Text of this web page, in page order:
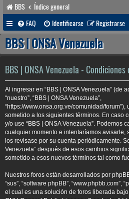
BBS
Índice general
FAQ
Identificarse Registrarse
BBS | ONSA Venezuela
BBS | ONSA Venezuela - Condiciones
Al ingresar en “BBS | ONSA Venezuela” (de
“nuestro”, “BBS | ONSA Venezuela”,
“https://www.onsa.org.ve/comunidad/
sometido a los siguientes términos. En caso
y/o use “BBS | ONSA Venezuela”. Podemos
cualquier momento e intentaríamos avisarle,
los revisase por su cuenta periódicamente.
Venezuela” después de esos cambios
sometido a esos nuevos términos tal como
Nuestros foros están desarrollados por
“sus”, “software phpBB”, “www.phpbb.com”,
el cual es una solución de foros liberada bajo